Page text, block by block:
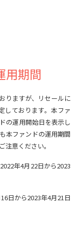
用期間
りますが、リセールに
しております。本ファ
の運用開始日を表示し
本ファンドの運用期間
注意ください。
年4月22日から2023
日から2023年4月21日